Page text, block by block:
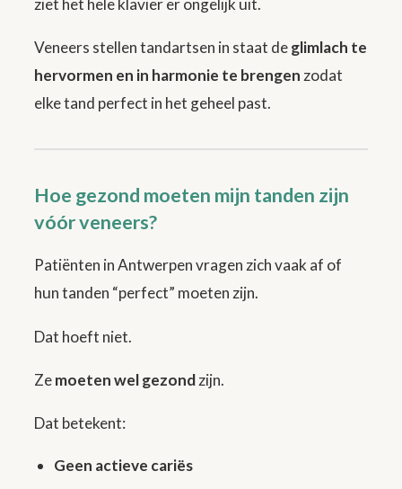
ziet het hele klavier er ongelijk uit.
Veneers stellen tandartsen in staat deglimlach te
hervormen en in harmonie te brengen zodat
elke tand perfect in het geheel past.
Hoe gezond moeten mijn tanden zijn
vóór veneers?
Patiënten in Antwerpen vragen zich vaak af of
hun tanden “perfect” moeten zijn.
Dat hoeft niet.
Zemoeten wel gezondzijn.
Dat betekent:
Geen actieve cariës